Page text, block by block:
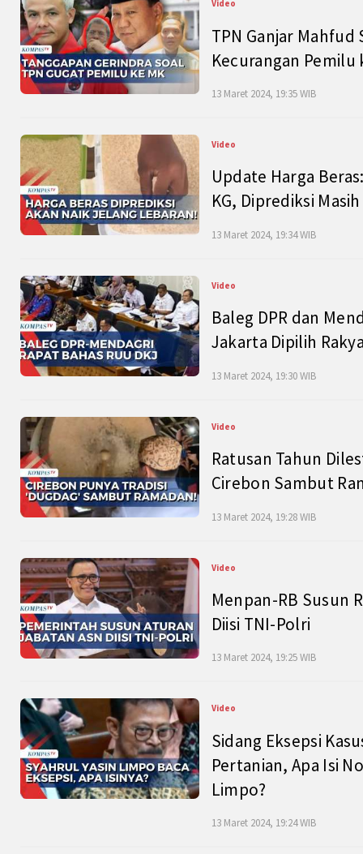
Video
TPN Ganjar Mahfud
Kecurangan Pemilu
13 Maret 2024, 19:35 WIB
Video
Update Harga
KG, Diprediksi
13 Maret 2024, 19:34 WIB
Video
Baleg DPR dan
Jakarta Dipilih
13 Maret 2024, 19:30 WIB
Video
Ratusan Tahun
Cirebon Sambut
13 Maret 2024, 19:28 WIB
Video
Menpan-RB Susun
Diisi TNI-Polri
13 Maret 2024, 19:25 WIB
Video
Sidang Eksepsi
Pertanian, Apa Isi
Limpo?
13 Maret 2024, 19:24 WIB